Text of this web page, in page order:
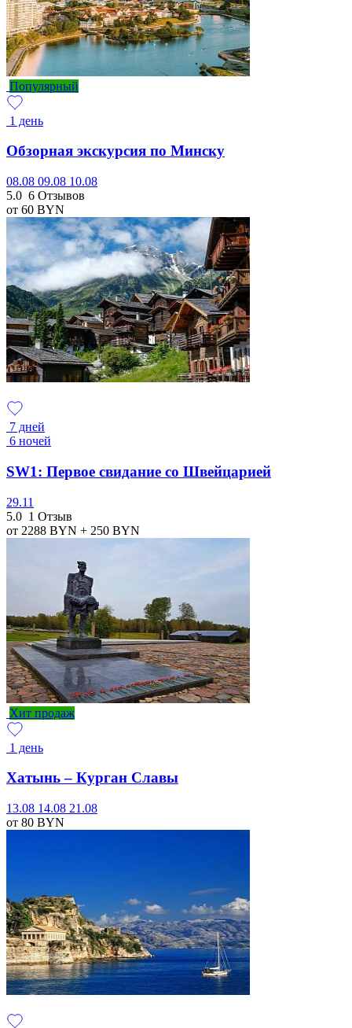
Популярный
1 день
Обзорная экскурсия по Минску
08.08 09.08 10.08
5.0 6 Отзывов
от 60 BYN
7 дней
6 ночей
SW1: Первое свидание со Швейцарией
29.11
5.0 1 Отзыв
от 2288 BYN + 250 BYN
Хит продаж
1 день
Хатынь – Курган Славы
13.08 14.08 21.08
от 80 BYN